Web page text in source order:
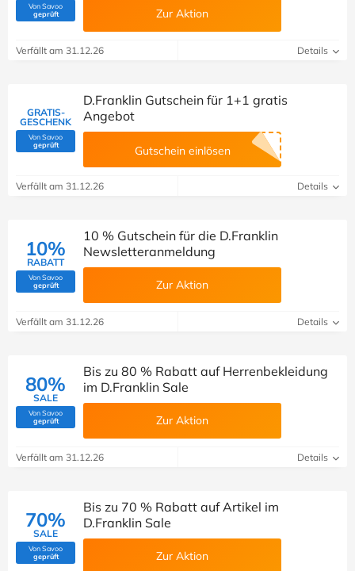
Von Savoo
geprüft(Von Savoo geprüft) Zur Aktion
Verfällt am 31.12.26 Details
GRATIS-
GESCHENK
Von Savoo
geprüft(Von Savoo geprüft)
D.Franklin Gutschein für 1+1 gratis
Angebot
Gutschein einlösen
Verfällt am 31.12.26 Details
10%
RABATT
Von Savoo
geprüft(Von Savoo geprüft)
10 % Gutschein für die D.Franklin
Newsletteranmeldung
Zur Aktion
Verfällt am 31.12.26 Details
80%
SALE
Von Savoo
geprüft(Von Savoo geprüft)
Bis zu 80 % Rabatt auf Herrenbekleidung
im D.Franklin Sale
Zur Aktion
Verfällt am 31.12.26 Details
70%
SALE
Von Savoo
geprüft(Von Savoo geprüft)
Bis zu 70 % Rabatt auf Artikel im
D.Franklin Sale
Zur Aktion